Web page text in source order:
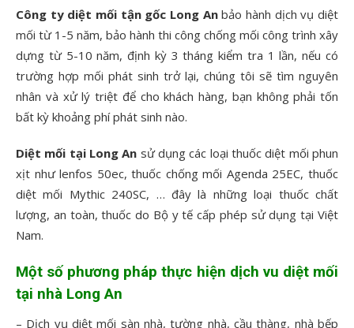
Công ty diệt mối tận gốc Long Anbảo hành dịch vụ diệt
mối từ 1-5 năm, bảo hành thi công chống mối công trình xây
dựng từ 5-10 năm, định kỳ 3 tháng kiểm tra 1 lần, nếu có
trường hợp mối phát sinh trở lại, chúng tôi sẽ tìm nguyên
nhân và xử lý triệt để cho khách hàng, bạn không phải tốn
bất kỳ khoảng phí phát sinh nào.
Diệt mối tại Long An sử dụng các loại thuốc diệt mối phun
xịt như lenfos 50ec, thuốc chống mối Agenda 25EC, thuốc
diệt mối Mythic 240SC, … đây là những loại thuốc chất
lượng, an toàn, thuốc do Bộ y tế cấp phép sử dụng tại Việt
Nam.
Một số phương pháp thực hiện dịch vu diệt mối
tại nhà Long An
– Dịch vụ diệt mối sàn nhà, tường nhà, cầu thàng, nhà bếp